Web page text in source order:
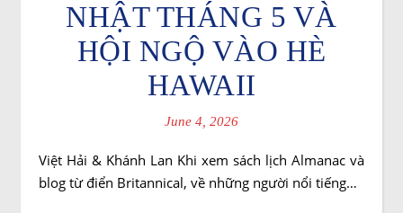
NHẬT THÁNG 5 VÀ
HỘI NGỘ VÀO HÈ
HAWAII
June 4, 2026
Việt Hải & Khánh Lan Khi xem sách lịch Almanac và
blog từ điển Britannical, về những người nổi tiếng…